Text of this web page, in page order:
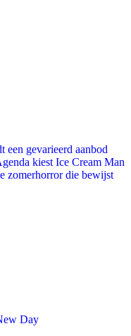
een gevarieerd aanbod
kiest Ice Cream Man
zomerhorror die bewijst
Day